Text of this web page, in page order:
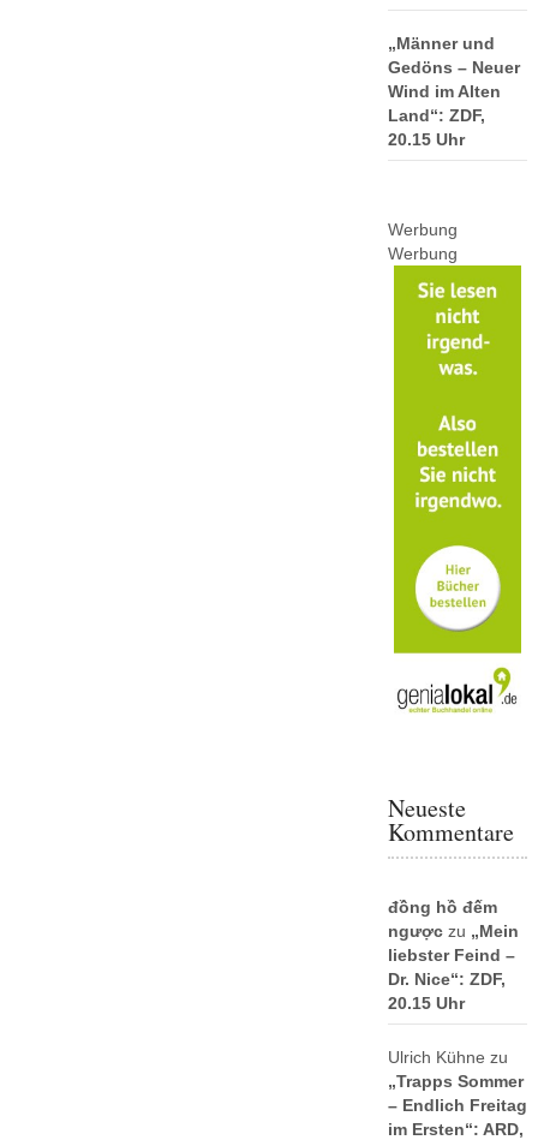
„Männer und
Gedöns – Neuer
Wind im Alten
Land“: ZDF,
20.15 Uhr
Werbung
Werbung
Neueste
Kommentare
đồng hồ đếm
ngượczu „Mein
liebster Feind –
Dr. Nice“: ZDF,
20.15 Uhr
Ulrich Kühne zu
„Trapps Sommer
– Endlich Freitag
im Ersten“: ARD,